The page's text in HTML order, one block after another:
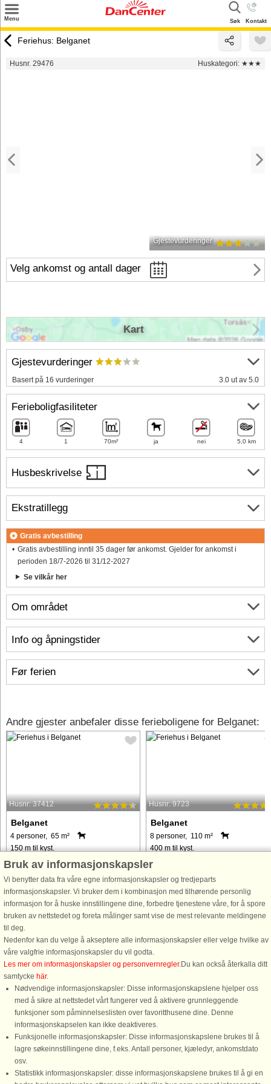
Menu Kontakt
Søk
Tilbud
Feriehus: Belganet
Husnr. 29476 Huskategori: ★★★
Gjestevurderinger
Velg ankomst og antall dager
Husbeskrivelse
Om området
Info og åpningstider
Før ferien
Gjestevurderinger
Basert på 16 vurderinger 3.0 ut av 5.0
Ferieboligfasiliteter
4 1 70m² ja nei 5,0 km
Ekstratillegg
Gratis avbestilling
Gratis avbestilling inntil 35 dager før ankomst. Gjelder for ankomst i
perioden 18/7-2026 til 31/12-2027
Se vilkår her
Kart
Andre gjester anbefaler disse ferieboligene for Belganet:
Husnr: 37412
Belganet
4 personer, 65 m²
150 m til kyst.
Här bor ni endast 100 meter från den
vackra sjön Kjälken utanför Belganet, i
skogsrika norra Blekinge. Ni bor med
ett högt läge på en naturtomt med
träd. Ni har en altan där ni kan sitta
och njuta av den ...
fra 6.746 NOK
Husnr: 9723
Belganet
8 personer, 110 m²
400 m til kyst.
I Blekinges norra skogsbygd, endast
19 km söder om Tingsryd, ligger det
lilla samhället Belganet. Byn sägs ha
fått sitt namn från bälgarna som
användes för att blåsa liv i elden i
fra 7.381 NOK
Bruk av informasjonskapsler
Vi benytter data fra våre egne informasjonskapsler og tredjeparts
informasjonskapsler. Vi bruker dem i kombinasjon med tilhørende personlig
informasjon for å huske innstillingene dine, forbedre tjenestene våre, for å spore
bruken av nettstedet og foreta målinger samt vise de mest relevante meldingene
til deg.
Nedenfor kan du velge å akseptere alle informasjonskapsler eller velge hvilke av
våre valgfrie informasjonskapsler du vil godta.
Les mer om informasjonskapsler og personvernregler.Du kan också återkalla ditt
samtycke här.
Nødvendige informasjonskapsler: Disse informasjonskapslene hjelper oss
med å sikre at nettstedet vårt fungerer ved å aktivere grunnleggende
funksjoner som påminnelseslisten over favoritthusene dine. Denne
informasjonskapselen kan ikke deaktiveres.
Funksjonelle informasjonskapsler: Disse informasjonskapslene brukes til å
lagre søkeinnstillingene dine, f.eks. Antall personer, kjæledyr, ankomstdato
osv.
Statistikk informasjonskapsler: disse informasjonskapslene brukes til å gi en